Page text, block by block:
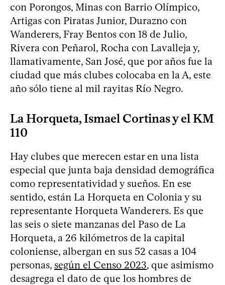
con Porongos, Minas con Barrio Olímpico,
Artigas con Piratas Junior, Durazno con
Wanderers, Fray Bentos con 18 de Julio,
Rivera con Peñarol, Rocha con Lavalleja y,
llamativamente, San José, que por años fue la
ciudad que más clubes colocaba en la A, este
año sólo tiene al mil rayitas Río Negro.
La Horqueta, Ismael Cortinas y el KM
110
Hay clubes que merecen estar en una lista
especial que junta baja densidad demográfica
como representatividad y sueños. En ese
sentido, están La Horqueta en Colonia y su
representante Horqueta Wanderers. Es que
las seis o siete manzanas del Paso de La
Horqueta, a 26 kilómetros de la capital
coloniense, albergan en sus 52 casas a 104
personas, según el Censo 2023, que asimismo
desagrega el dato de que los hombres de